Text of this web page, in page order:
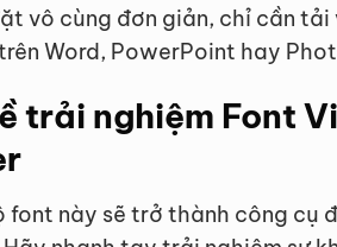
vô cùng đơn giản, chỉ cần
Word, PowerPoint hay
trải nghiệm Font
font này sẽ trở thành công